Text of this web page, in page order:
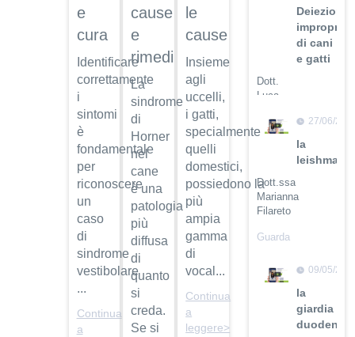
e
cura
Identificare
correttamente
i
sintomi
è
fondamentale
per
riconoscere
un
caso
di
sindrome
vestibolare
...
Continua
a
cause
e
rimedi
La
sindrome
di
Horner
nel
cane
è una
patologia
più
diffusa
di
quanto
si
creda.
Se si
le
cause
Insieme
agli
uccelli,
i gatti,
specialmente
quelli
domestici,
possiedono la
più
ampia
gamma
di
vocal...
Continua
a
leggere>
Deiezioni
improprie
di cani
e gatti
Dott.
Luca
Guarda
27/06/
la
Dott.ssa
Marianna
Filareto
Guarda
09/05/
la
giardia